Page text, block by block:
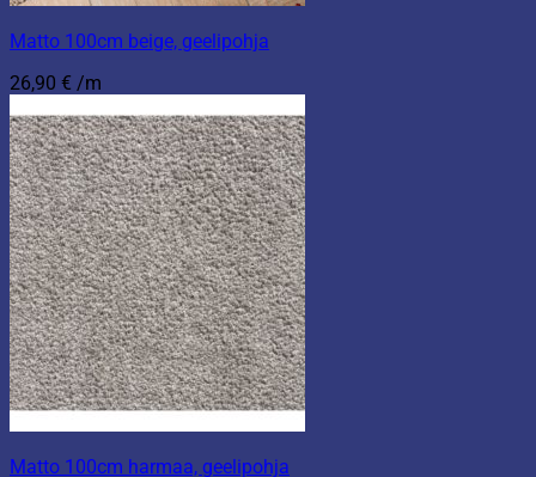
Matto 100cm beige, geelipohja
26,90 € /m
Matto 100cm harmaa, geelipohja